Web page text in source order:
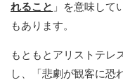
れること 」を意味して
もあります。
もともとアリストテレ
し、「悲劇が観客に恐